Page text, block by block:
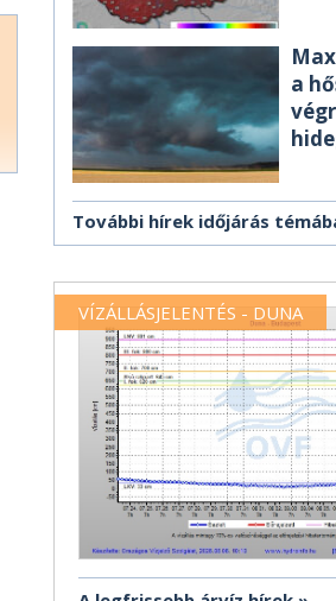
a
További hírek időjárás
VÍZÁLLÁSJELENTÉS - DUNA